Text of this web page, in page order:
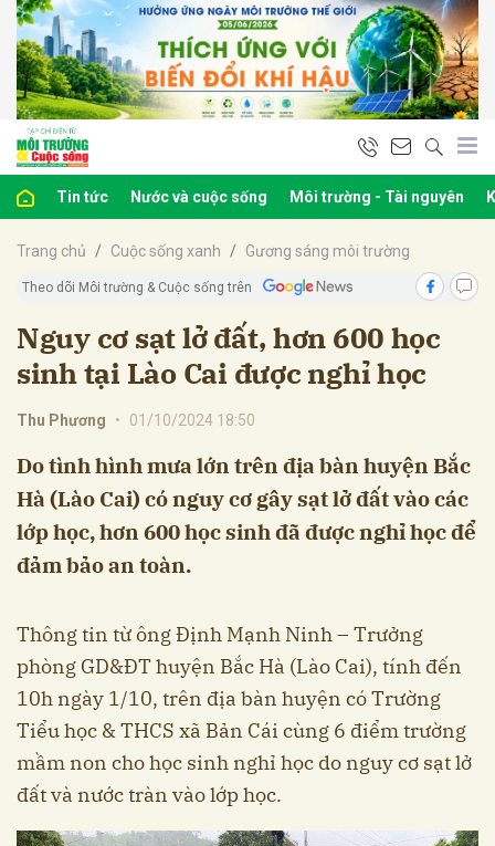
Tin tức Nước và cuộc sống Môi trường - Tài nguyên
Trang chủ Cuộc sống xanh Gương sáng môi trường
Theo dõi Môi trường & Cuộc sống trên
Nguy cơ sạt lở đất, hơn 600 học
sinh tại Lào Cai được nghỉ học
Thu Phương • 01/10/2024 18:50
Do tình hình mưa lớn trên địa bàn huyện Bắc
Hà (Lào Cai) có nguy cơ gây sạt lở đất vào các
lớp học, hơn 600 học sinh đã được nghỉ học để
đảm bảo an toàn.
Thông tin từ ông Định Mạnh Ninh – Trưởng
phòng GD&ĐT huyện Bắc Hà (Lào Cai), tính đến
10h ngày 1/10, trên địa bàn huyện có Trường
Tiểu học & THCS xã Bản Cái cùng 6 điểm trường
mầm non cho học sinh nghỉ học do nguy cơ sạt lở
đất và nước tràn vào lớp học.
luận
Hủy